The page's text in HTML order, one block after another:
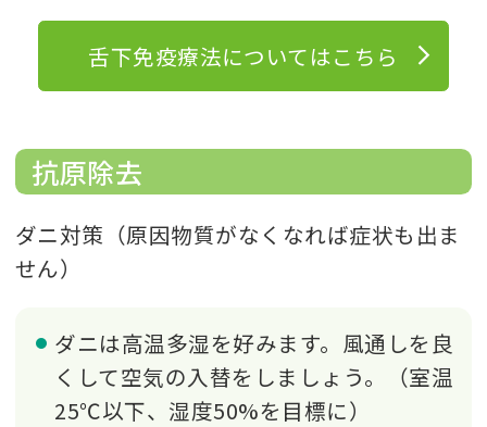
舌下免疫療法についてはこちら
抗原除去
ダニ対策（原因物質がなくなれば症状も出ま
せん）
ダニは高温多湿を好みます。風通しを良
くして空気の入替をしましょう。（室温
25℃以下、湿度50%を目標に）